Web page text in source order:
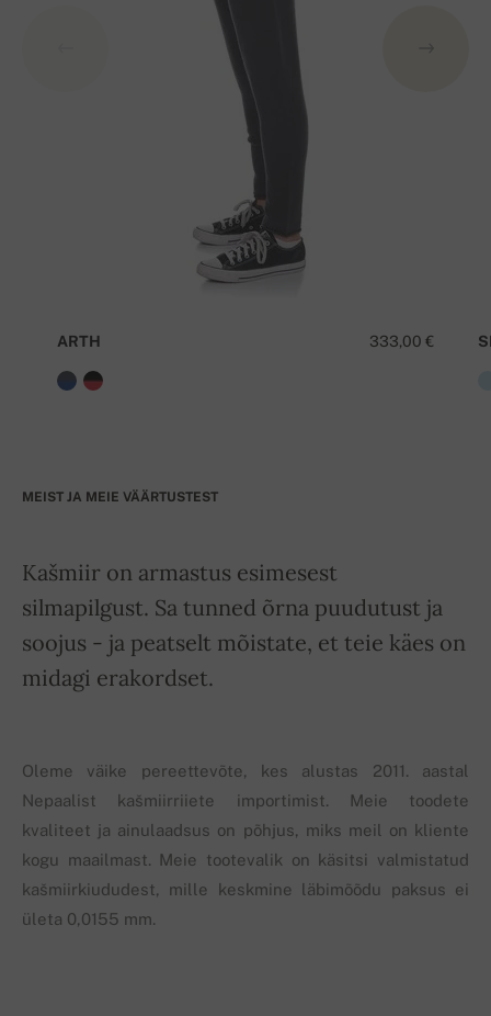
333,00 €
ARTH
MEIST JA MEIE VÄÄRTUSTEST
Kašmiir on armastus esimesest
silmapilgust. Sa tunned õrna puudutust ja
soojus - ja peatselt mõistate, et teie käes on
midagi erakordset.
Oleme väike pereettevõte, kes alustas 2011. aastal
Nepaalist kašmiirriiete importimist. Meie toodete
kvaliteet ja ainulaadsus on põhjus, miks meil on kliente
kogu maailmast. Meie tootevalik on käsitsi valmistatud
kašmiirkiududest, mille keskmine läbimõõdu paksus ei
ületa 0,0155 mm.